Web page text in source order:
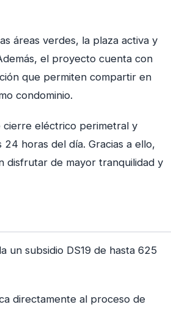
áreas verdes, la plaza activa y
el proyecto cuenta con
que permiten compartir en
condominio.
cierre eléctrico perimetral y
horas del día. Gracias a ello,
disfrutar de mayor tranquilidad y
un subsidio DS19 de hasta 625
directamente al proceso de